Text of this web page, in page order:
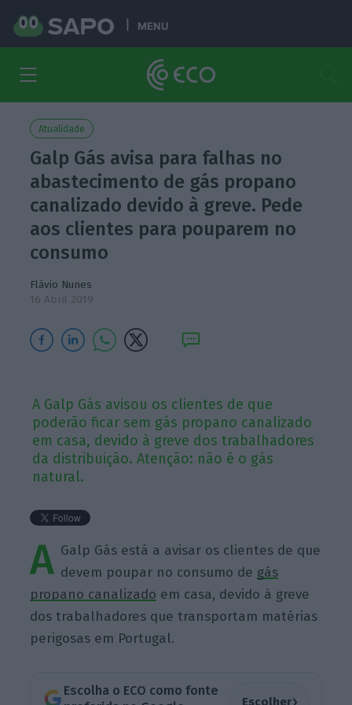
MENU
Atualidade
Galp Gás avisa para falhas no
abastecimento de gás propano
canalizado devido à greve. Pede
aos clientes para pouparem no
consumo
Flávio Nunes
16 Abril 2019
A Galp Gás avisou os clientes de que
poderão ficar sem gás propano canalizado
em casa, devido à greve dos trabalhadores
da distribuição. Atenção: não é o gás
natural.
A Galp Gás está a avisar os clientes de que
devem poupar no consumo de gás
propano canalizado em casa, devido à greve
dos trabalhadores que transportam matérias
perigosas em Portugal.
Escolha o ECO como fonte
Escolher